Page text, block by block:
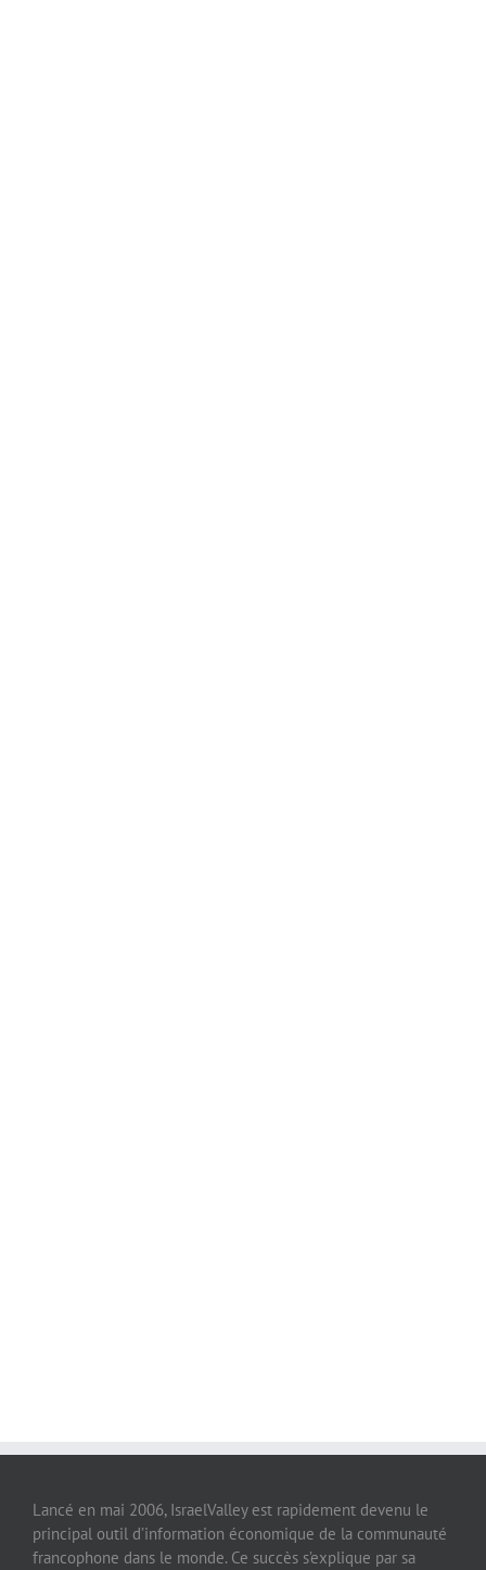
Lancé en mai 2006, IsraelValley est rapidement devenu le
principal outil d’information économique de la communauté
francophone dans le monde. Ce succès s’explique par sa